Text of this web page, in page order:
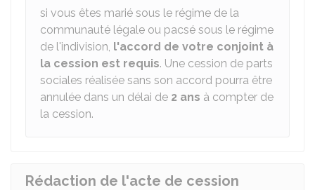
si vous êtes marié sous le régime de la
communauté légale ou pacsé sous le régime
de l'indivision, l'accord de votre conjoint à
la cession est requis. Une cession de parts
sociales réalisée sans son accord pourra être
annulée dans un délai de 2 ans à compter de
la cession.
Rédaction de l'acte de cession